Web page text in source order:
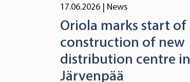
17.06.2026 | News
Oriola marks start of
construction of new
distribution centre in
Järvenpää